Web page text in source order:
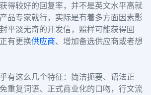
得较好的回复率，并不是英文水平高就
品专家就行，实际是有着多方面因素影
平淡无奇的开发信，照样可能获得回
有更换供应商、增加备选供应商或者想
有这么几个特征：简洁扼要、语法正
重复词语、正式商业化的口吻，行文流